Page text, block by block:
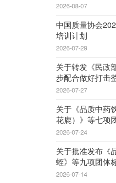
2026-08-07
中国质量协会
培训计划
2026-07-29
关于转发《民政
步配合做好打击
工作的通知》的通
2026-07-27
关于《品质中药
花鹿）》等七项
的函
2026-07-24
关于批准发布《
蛭》等九项团体
公告
2026-07-14